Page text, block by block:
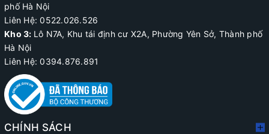
phố Hà Nội
Liên Hệ:0522.026.526
Kho 3: Lô N7A, Khu tái định cư X2A, Phường Yên Sở, Thành phố
Hà Nội
Liên Hệ: 0394.876.891
CHÍNH SÁCH